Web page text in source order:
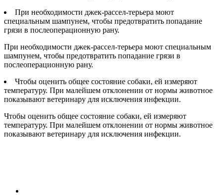
При необходимости джек-рассел-терьера моют
специальным шампунем, чтобы предотвратить попадание
грязи в послеоперационную рану.
При необходимости джек-рассел-терьера моют специальным
шампунем, чтобы предотвратить попадание грязи в
послеоперационную рану.
Чтобы оценить общее состояние собаки, ей измеряют
температуру. При малейшем отклонении от нормы животное
показывают ветеринару для исключения инфекции.
Чтобы оценить общее состояние собаки, ей измеряют
температуру. При малейшем отклонении от нормы животное
показывают ветеринару для исключения инфекции.